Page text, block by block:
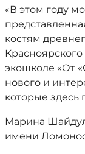
«В этом году
костям
экошколе «От
нового и
которые здесь
Марина
имени